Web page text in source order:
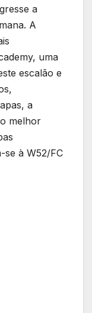
a
A
uma
escalão e
a
melhor
se à W52/FC